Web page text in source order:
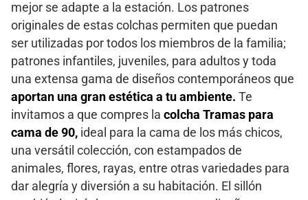
mejor se adapte a la estación. Los patrones
originales de estas colchas permiten que puedan
ser utilizadas por todos los miembros de la familia;
patrones infantiles, juveniles, para adultos y toda
una extensa gama de diseños contemporáneos que
aportan una gran estética a tu ambiente. Te
invitamos a que compres la colcha Tramas para
cama de 90, ideal para la cama de los más chicos,
una versátil colección, con estampados de
animales, flores, rayas, entre otras variedades para
dar alegría y diversión a su habitación. El sillón